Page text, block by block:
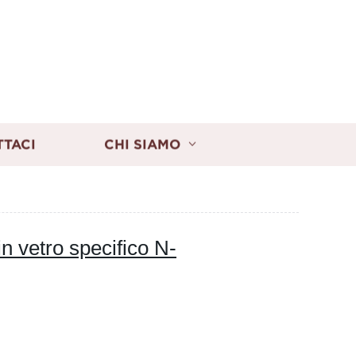
CHI SIAMO
vetro specifico N-